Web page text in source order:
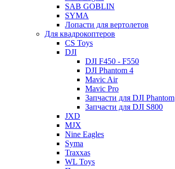
SAB GOBLIN
SYMA
Лопасти для вертолетов
Для квадрокоптеров
CS Toys
DJI
DJI F450 - F550
DJI Phantom 4
Mavic Air
Mavic Pro
Запчасти для DJI Phantom
Запчасти для DJI S800
JXD
MJX
Nine Eagles
Syma
Traxxas
WL Toys